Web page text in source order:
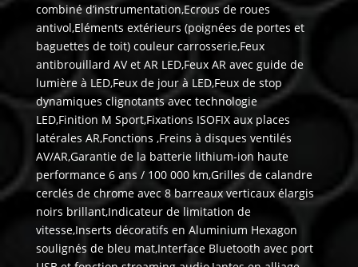
combiné d’instrumentation,Ecrous de roues
antivol,Eléments extérieurs (poignées de portes et
baguettes de toit) couleur carrosserie,Feux
antibrouillard AV et AR LED,Feux AR avec guide de
lumière à LED,Feux de jour à LED,Feux de stop
dynamiques clignotants avec technologie
LED,Finition M Sport,Fixations ISOFIX aux places
latérales AR,Fonctions ,Freins à disques ventilés
AV/AR,Garantie de la batterie lithium-ion haute
performance 6 ans / 100 000 km,Grilles de calandre
cerclés de chrome avec 8 barreaux verticaux élargis
noirs brillant,Indicateur de limitation de
vitesse,Inserts décoratifs en Aluminium Hexagon
soulignés de bleu mat,Interface Bluetooth avec port